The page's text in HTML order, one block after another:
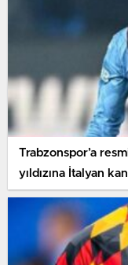
Trabzonspor’a
yıldızına İtalyan